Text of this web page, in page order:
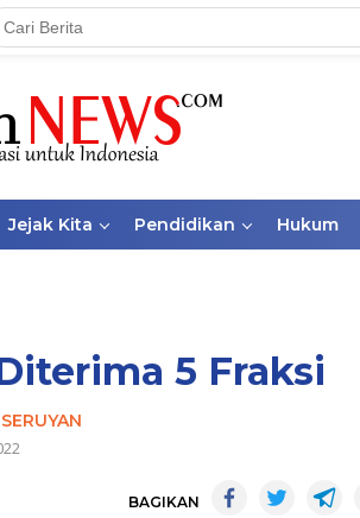
Jejak Kita Pendidikan Hukum
5 Fraksi
BAGIKAN